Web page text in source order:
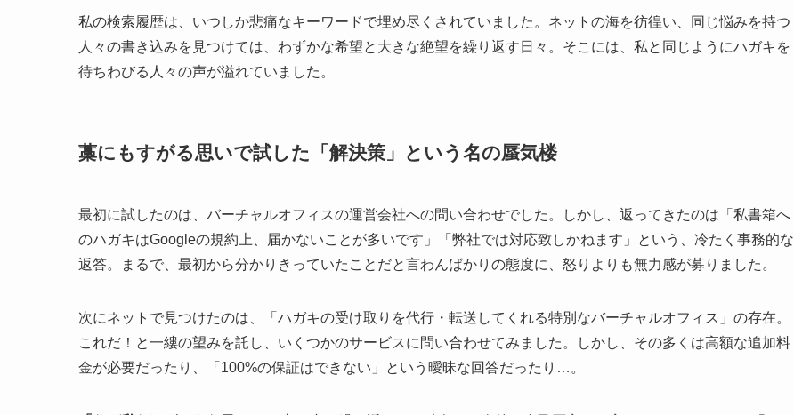
私の検索履歴は、いつしか悲痛なキーワードで埋め尽くされていました。ネットの海を彷徨い、同じ悩みを持つ
人々の書き込みを見つけては、わずかな希望と大きな絶望を繰り返す日々。そこには、私と同じようにハガキを
待ちわびる人々の声が溢れていました。
藁にもすがる思いで試した「解決策」という名の蜃気楼
最初に試したのは、バーチャルオフィスの運営会社への問い合わせでした。しかし、返ってきたのは「私書箱へ
のハガキはGoogleの規約上、届かないことが多いです」「弊社では対応致しかねます」という、冷たく事務的な
返答。まるで、最初から分かりきっていたことだと言わんばかりの態度に、怒りよりも無力感が募りました。
次にネットで見つけたのは、「ハガキの受け取りを代行・転送してくれる特別なバーチャルオフィス」の存在。
これだ！と一縷の望みを託し、いくつかのサービスに問い合わせてみました。しかし、その多くは高額な追加料
金が必要だったり、「100%の保証はできない」という曖昧な回答だったり…。